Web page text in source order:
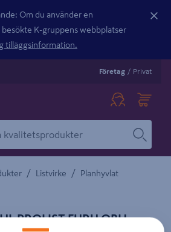
Om du använder en
K-gruppens webbplatser
tilläggsinformation.
Företag / Privat
/ Listvirke / Planhyvlat
PROLIST FURU OBH